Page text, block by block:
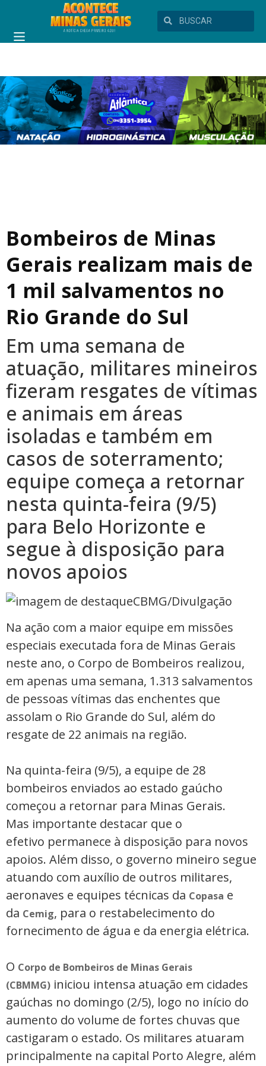
Bombeiros de Minas
Gerais realizam mais de
1 mil salvamentos no
Rio Grande do Sul
Em uma semana de
atuação, militares mineiros
fizeram resgates de vítimas
e animais em áreas
isoladas e também em
casos de soterramento;
equipe começa a retornar
nesta quinta-feira (9/5)
para Belo Horizonte e
segue à disposição para
novos apoios
CBMG/Divulgação
Na ação com a maior equipe em missões
especiais executada fora de Minas Gerais
neste ano, o Corpo de Bombeiros realizou,
em apenas uma semana, 1.313 salvamentos
de pessoas vítimas das enchentes que
assolam o Rio Grande do Sul, além do
resgate de 22 animais na região.
Na quinta-feira (9/5), a equipe de 28
bombeiros enviados ao estado gaúcho
começou a retornar para Minas Gerais.
Mas importante destacar que o
efetivo permanece à disposição para novos
apoios. Além disso, o governo mineiro segue
atuando com auxílio de outros militares,
aeronaves e equipes técnicas da Copasa e
da Cemig, para o restabelecimento do
fornecimento de água e da energia elétrica.
O Corpo de Bombeiros de Minas Gerais
(CBMMG) iniciou intensa atuação em cidades
gaúchas no domingo (2/5), logo no início do
aumento do volume de fortes chuvas que
castigaram o estado. Os militares atuaram
principalmente na capital Porto Alegre, além